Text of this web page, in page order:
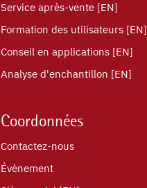
Service après-vente [EN]
Formation des utilisateurs [EN]
Conseil en applications [EN]
Analyse d'enchantillon [EN]
Coordonnées
Contactez-nous
Évènement